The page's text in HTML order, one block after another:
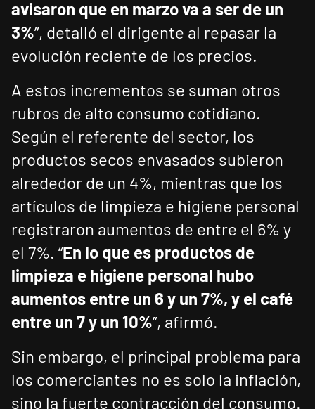
avisaron que en marzo va a ser de un
3%”, detalló el dirigente al repasar la
evolución reciente de los precios.
A estos incrementos se suman otros
rubros de alto consumo cotidiano.
Según el referente del sector, los
productos secos envasados subieron
alrededor de un 4%, mientras que los
artículos de limpieza e higiene personal
registraron aumentos de entre el 6% y
el 7%. “En lo que es productos de
limpieza e higiene personal hubo
aumentos entre un 6 y un 7%, y el café
entre un 7 y un 10%”, afirmó.
Sin embargo, el principal problema para
los comerciantes no es solo la inflación,
sino la fuerte contracción del consumo.